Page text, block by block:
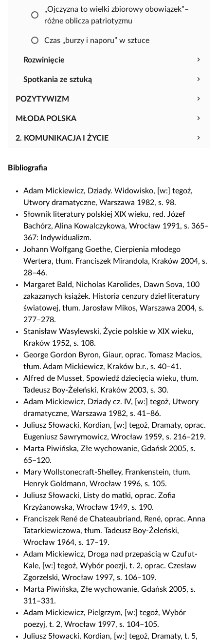
o
w
a
i
d
y
o
a
a
t
e
r
i
a
ł
„Ojczyzna to wielki zbiorowy obowiązek”–
różne oblicza patriotyzmu
Czas „burzy i naporu” w sztuce
Rozwinięcie
Spotkania ze sztuką
POZYTYWIZM
MŁODA POLSKA
2. KOMUNIKACJA I ŻYCIE
Bibliografia
Adam Mickiewicz, Dziady. Widowisko, [w:] tegoż,
Utwory dramatyczne, Warszawa 1982, s. 98.
Słownik literatury polskiej XIX wieku, red. Józef
Bachórz, Alina Kowalczykowa, Wrocław 1991, s. 365–
367: Indywidualizm.
Johann Wolfgang Goethe, Cierpienia młodego
Wertera, tłum. Franciszek Mirandola, Kraków 2004, s.
28–46.
Margaret Bald, Nicholas Karolides, Dawn Sova, 100
zakazanych książek. Historia cenzury dzieł literatury
światowej, tłum. Jarosław Mikos, Warszawa 2004, s.
277–278.
Stanisław Wasylewski, Życie polskie w XIX wieku,
Kraków 1952, s. 108.
George Gordon Byron, Giaur, oprac. Tomasz Macios,
tłum. Adam Mickiewicz, Kraków b.r., s. 40–41.
Alfred de Musset, Spowiedź dziecięcia wieku, tłum.
Tadeusz Boy-Żeleński, Kraków 2003, s. 30.
Adam Mickiewicz, Dziady cz. IV, [w:] tegoż, Utwory
dramatyczne, Warszawa 1982, s. 41–86.
Juliusz Słowacki, Kordian, [w:] tegoż, Dramaty, oprac.
Eugeniusz Sawrymowicz, Wrocław 1959, s. 216–219.
Marta Piwińska, Złe wychowanie, Gdańsk 2005, s.
65–120.
Mary Wollstonecraft-Shelley, Frankenstein, tłum.
Henryk Goldmann, Wrocław 1996, s. 105.
Juliusz Słowacki, Listy do matki, oprac. Zofia
Krzyżanowska, Wrocław 1949, s. 190.
Franciszek René de Chateaubriand, René, oprac. Anna
Tatarkiewiczowa, tłum. Tadeusz Boy-Żeleński,
Wrocław 1964, s. 17–19.
Adam Mickiewicz, Droga nad przepaścią w Czufut-
Kale, [w:] tegoż, Wybór poezji, t. 2, oprac. Czesław
Zgorzelski, Wrocław 1997, s. 106–109.
Marta Piwińska, Złe wychowanie, Gdańsk 2005, s.
311–331.
Adam Mickiewicz, Pielgrzym, [w:] tegoż, Wybór
poezyj, t. 2, Wrocław 1997, s. 104–105.
Juliusz Słowacki, Kordian, [w:] tegoż, Dramaty, t. 5,